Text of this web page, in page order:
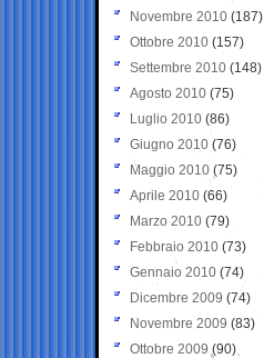
Novembre 2010 (187)
Ottobre 2010 (157)
Settembre 2010 (148)
Agosto 2010 (75)
Luglio 2010 (86)
Giugno 2010 (76)
Maggio 2010 (75)
Aprile 2010 (66)
Marzo 2010 (79)
Febbraio 2010 (73)
Gennaio 2010 (74)
Dicembre 2009 (74)
Novembre 2009 (83)
Ottobre 2009 (90)